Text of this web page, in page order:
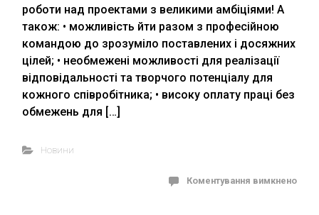
роботи над проектами з великими амбіціями! А
також: • можливість йти разом з професійною
командою до зрозуміло поставлених і досяжних
цілей; • необмежені можливості для реалізації
відповідальності та творчого потенціалу для
кожного співробітника; • високу оплату праці без
обмежень для […]
Новини
Коментування вимкнено